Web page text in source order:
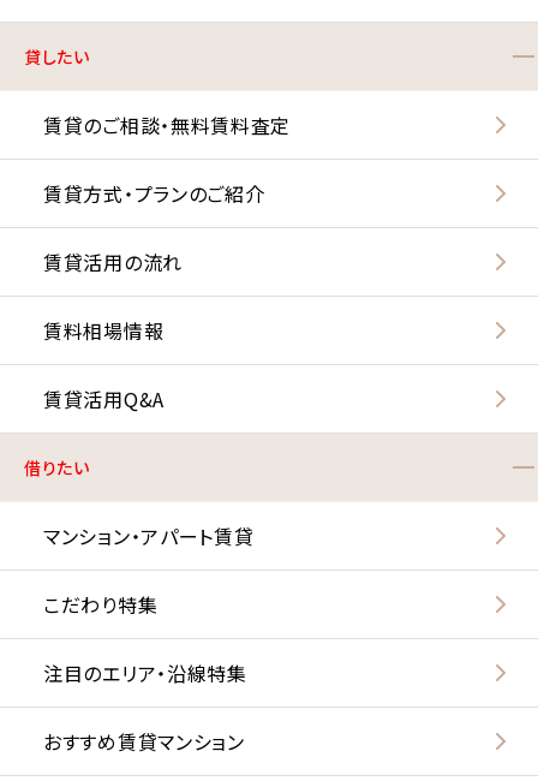
貸したい
賃貸のご相談・無料賃料査定
賃貸方式・プランのご紹介
賃貸活用の流れ
賃料相場情報
賃貸活用Q&A
借りたい
マンション・アパート賃貸
こだわり特集
注目のエリア・沿線特集
おすすめ賃貸マンション